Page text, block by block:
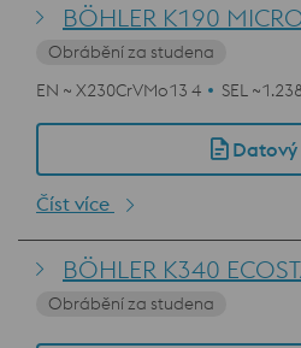
BÖHLER K190
Obrábění za studena
EN ~ X230CrVMo13 4
SEL
Datový
Číst více
BÖHLER K340
Obrábění za studena